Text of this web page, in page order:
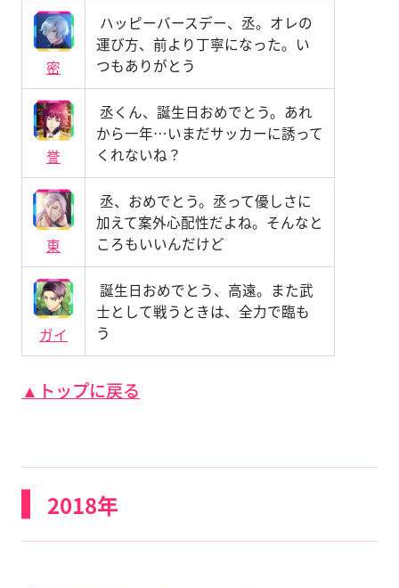
密
ハッピーバースデー、丞。オレの
運び方、前より丁寧になった。い
つもありがとう
誉
丞くん、誕生日おめでとう。あれ
から一年…いまだサッカーに誘って
くれないね？
東
丞、おめでとう。丞って優しさに
加えて案外心配性だよね。そんなと
ころもいいんだけど
ガイ
誕生日おめでとう、高遠。また武
士として戦うときは、全力で臨も
う
▲トップに戻る
2018年